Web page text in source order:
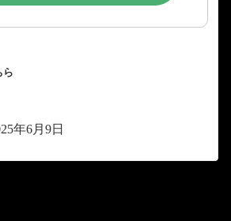
ら
年6月9日